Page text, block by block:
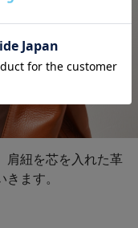
肩紐を芯を入れた革
ます。